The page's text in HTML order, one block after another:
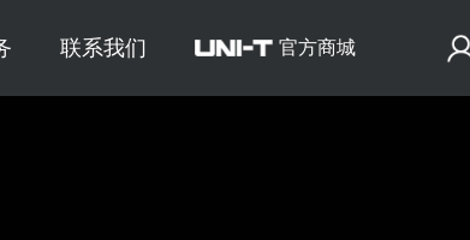
联系我们 官方商城